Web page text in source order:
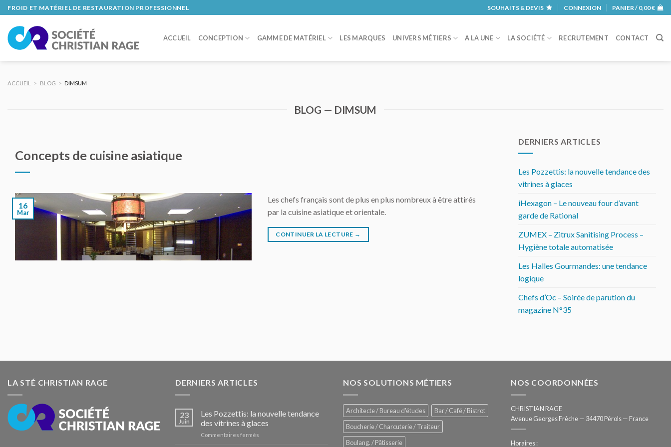
Skip
to
content
FROID ET MATÉRIEL DE RESTAURATION PROFESSIONNEL SOUHAITS & DEVIS CONNEXION PANIER / 0,00€
ACCUEIL CONCEPTION GAMME DE MATÉRIEL LES MARQUES UNIVERS MÉTIERS A LA UNE LA SOCIÉTÉ RECRUTEMENT CONTACT
ACCUEIL > BLOG > DIMSUM
BLOG — DIMSUM
Concepts de cuisine asiatique
16
Mar
Les chefs français sont de plus en plus nombreux à être attirés
par la cuisine asiatique et orientale.
CONTINUER LA LECTURE →
DERNIERS ARTICLES
Les Pozzettis: la nouvelle tendance des
vitrines à glaces
iHexagon – Le nouveau four d’avant
garde de Rational
ZUMEX – Zitrux Sanitising Process –
Hygiène totale automatisée
Les Halles Gourmandes: une tendance
logique
Chefs d’Oc – Soirée de parution du
magazine N°35
LA STÉ CHRISTIAN RAGE DERNIERS ARTICLES
23
Juin
Les Pozzettis: la nouvelle tendance
des vitrines à glaces
Commentaires fermés
NOS SOLUTIONS MÉTIERS
Architecte / Bureau d'études
Bar / Café / Bistrot
Boucherie / Charcuterie / Traiteur
Boulang. / Pâtisserie
NOS COORDONNÉES
CHRISTIAN RAGE
Avenue Georges Frêche — 34470 Pérols — France
Horaires :